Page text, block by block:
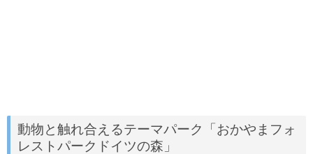
動物と触れ合えるテーマパーク「おかやまフォ
レストパークドイツの森」